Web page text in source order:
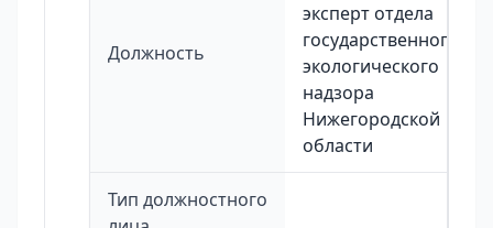
Должность
эксперт отдела
государственного
экологического
надзора
Нижегородской
области
Тип должностного